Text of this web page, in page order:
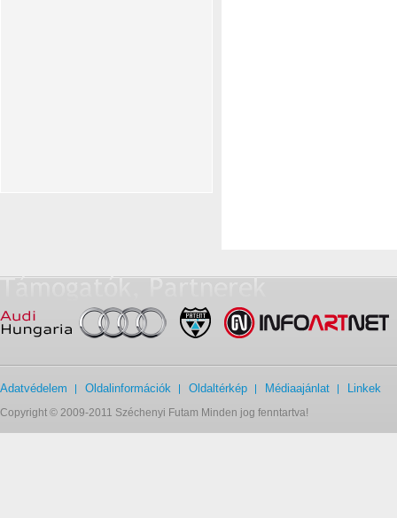
Adatvédelem Oldalinformációk Oldaltérkép Médiaajánlat Linkek
Copyright © 2009-2011 Széchenyi Futam Minden jog fenntartva!